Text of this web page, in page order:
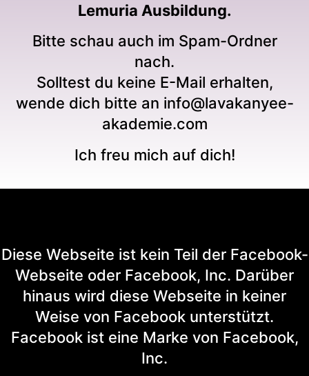
Lemuria Ausbildung.
Bitte schau auch im Spam-Ordner
nach.
Solltest du keine E-Mail erhalten,
wende dich bitte an info@lavakanyee-
akademie.com
Ich freu mich auf dich!
Diese Webseite ist kein Teil der Facebook-
Webseite oder Facebook, Inc. Darüber
hinaus wird diese Webseite in keiner
Weise von Facebook unterstützt.
Facebook ist eine Marke von Facebook,
Inc.